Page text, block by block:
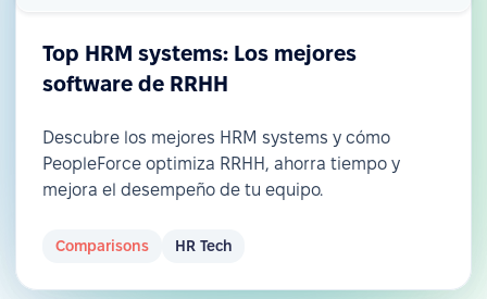
Top HRM systems: Los mejores
software de RRHH
Descubre los mejores HRM systems y cómo
PeopleForce optimiza RRHH, ahorra tiempo y
mejora el desempeño de tu equipo.
Comparisons HR Tech